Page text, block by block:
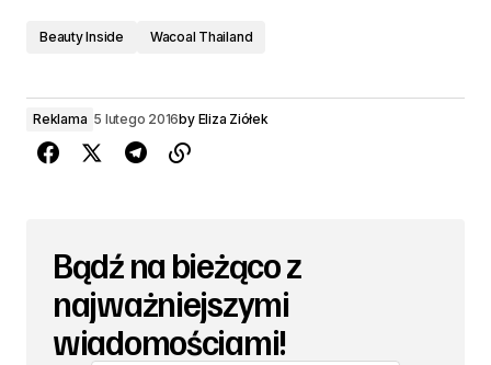
Beauty Inside Wacoal Thailand
Reklama 5 lutego 2016by Eliza Ziółek
Bądź na bieżąco z
najważniejszymi
wiadomościami!